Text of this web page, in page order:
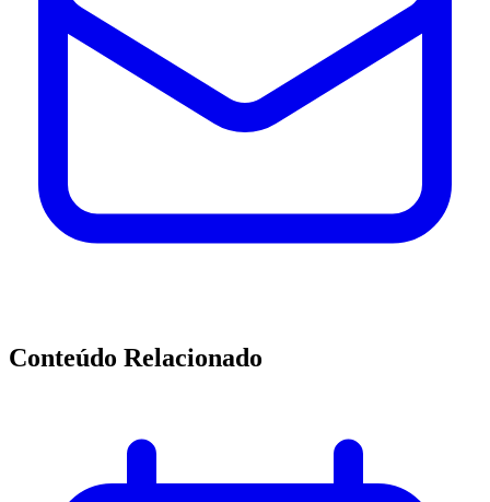
Conteúdo Relacionado